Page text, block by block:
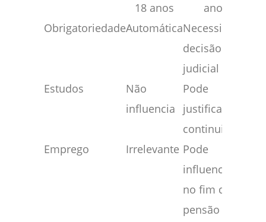
18 anos
anos
ObrigatoriedadeAutomáticaNecessita
decisão
judicial
Estudos
Não
influencia
Pode
justificar a
continuidade
Emprego
Irrelevante Pode
influenciar
no fim da
pensão